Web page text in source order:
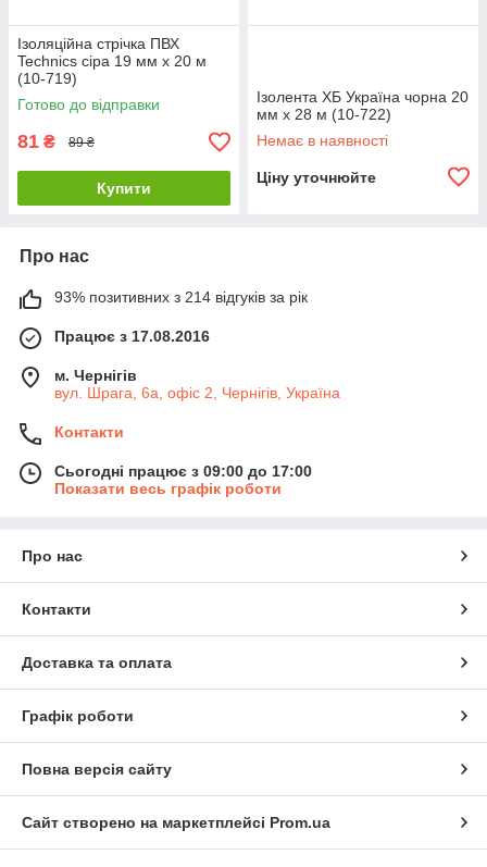
Ізоляційна стрічка ПВХ
Technics сіра 19 мм х 20 м
(10-719)
Готово до відправки
81 ₴ 89 ₴
Купити
Ізолента ХБ Україна чорна 20
мм х 28 м (10-722)
Немає в наявності
Ціну уточнюйте
Про нас
93% позитивних з 214 відгуків за рік
Працює з 17.08.2016
м. Чернігів
вул. Шрага, 6а, офіс 2, Чернігів, Україна
Контакти
Сьогодні працює з 09:00 до 17:00
Показати весь графік роботи
Про нас
Контакти
Доставка та оплата
Графік роботи
Повна версія сайту
Сайт створено на маркетплейсі Prom.ua